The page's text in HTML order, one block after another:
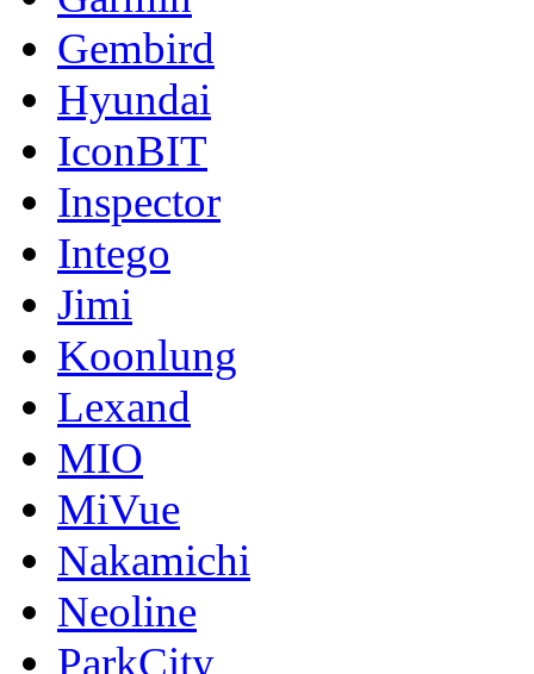
Gembird
Hyundai
IconBIT
Inspector
Intego
Jimi
Koonlung
Lexand
MIO
MiVue
Nakamichi
Neoline
ParkCity